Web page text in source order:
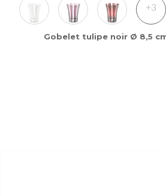
+3
Gobelet tulipe noir Ø 8,5 cm